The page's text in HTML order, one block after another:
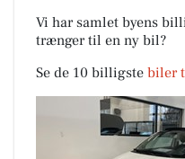
Vi har samlet byens
trænger til en ny bil?
Se de 10 billigste biler